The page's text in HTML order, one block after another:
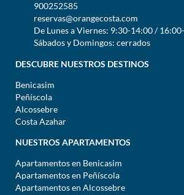
900252585
reservas@orangecosta.com
De Lunes a Viernes: 9:30-14:00 /
Sábados y Domingos: cerrados
DESCUBRE NUESTROS DESTINOS
Benicasim
Peñíscola
Alcossebre
Costa Azahar
NUESTROS APARTAMENTOS
Apartamentos en Benicasim
Apartamentos en Peñíscola
Apartamentos en Alcossebre